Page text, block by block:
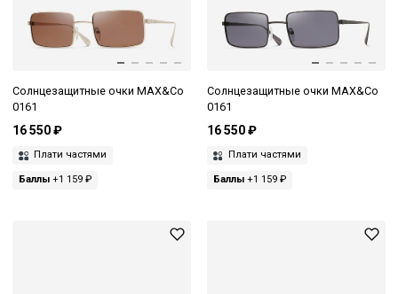
Солнцезащитные очки MAX&Co
0161
16 550 ₽
Плати частями
Баллы +1 159 ₽
Солнцезащитные очки MAX&Co
0161
16 550 ₽
Плати частями
Баллы+1 159 ₽